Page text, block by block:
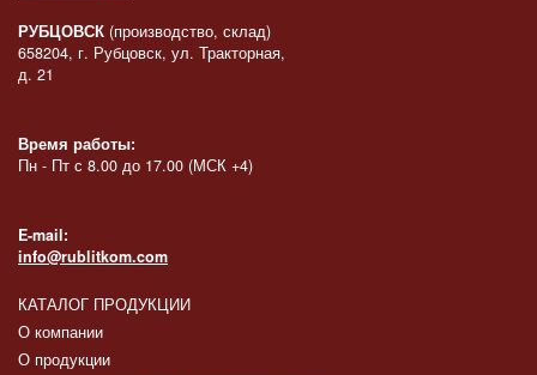
РУБЦОВСК (производство, склад)
658204, г. Рубцовск, ул. Тракторная,
д. 21
Время работы:
Пн - Пт с 8.00 до 17.00 (МСК +4)
E-mail:
info@rublitkom.com
КАТАЛОГ ПРОДУКЦИИ
О компании
О продукции